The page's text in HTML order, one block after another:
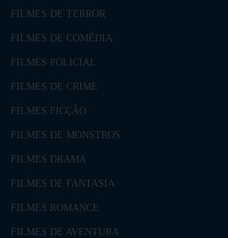
FILMES DE TERROR
FILMES DE COMÉDIA
FILMES POLICIAL
FILMES DE CRIME
FILMES FICÇÃO
FILMES DE MONSTROS
FILMES DRAMA
FILMES DE FANTASIA
FILMES ROMANCE
FILMES DE AVENTURA